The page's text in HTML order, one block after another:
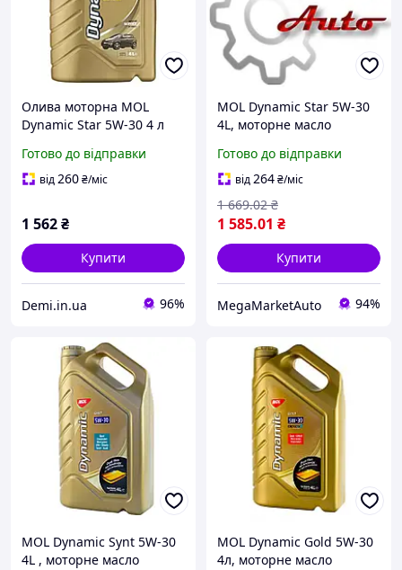
Олива моторна MOL
Dynamic Star 5W-30 4 л
Готово до відправки
від260₴/міс
1 562₴
Купити
Demi.in.ua 96%
MOL Dynamic Star 5W-30
4L, моторне масло
Готово до відправки
від264₴/міс
1 585.01 ₴
1 669.02 ₴
Купити
MegaMarketAuto 94%
MOL Dynamic Synt 5W-30
4L , моторне масло
MOL Dynamic Gold 5W-30
4л, моторне масло